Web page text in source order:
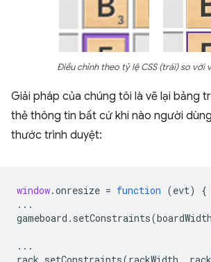
Điều chỉnh theo tỷ lệ CSS (trái) so với
Giải pháp của chúng tôi là vẽ lại bảng
thẻ thông tin bất cứ khi nào người
thước trình duyệt:
window.onresize = function (evt)
{
...
gameboard . setConstraints(boardWidth
...
rack setConstraints(rackWidth